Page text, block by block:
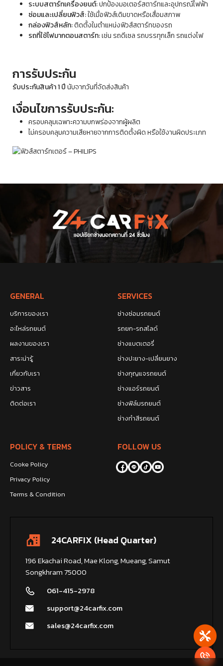
ระบบสตาร์ทเครื่องยนต์:ปกป้องมอเตอร์สตาร์ทและอุปกรณ์ไฟฟ้า
ซ่อมและเปลี่ยนฟิวส์:ใช้เมื่อฟิวส์เดิมขาดหรือเสื่อมสภาพ
กล่องฟิวส์หลัก:ติดตั้งในตำแหน่งฟิวส์สตาร์ทของรถ
รถที่ใช้ไฟมากตอนสตาร์ท:เช่น รถดีเซล รถบรรทุกเล็ก รถแต่งไฟ
การรับประกัน
รับประกันสินค้า 1 ปีนับจากวันที่จัดส่งสินค้า
เงื่อนไขการรับประกัน:
ครอบคลุมเฉพาะความบกพร่องจากผู้ผลิต
ไม่ครอบคลุมความเสียหายจากการติดตั้งผิด หรือใช้งานผิดประเภท
GENERAL
บริการของเรา
อะไหล่รถยนต์
ผลงานของเรา
สาระน่ารู้
เกี่ยวกับเรา
ข่าวสาร
ติดต่อเรา
SERVICES
ช่างซ่อมรถยนต์
รถยก-รถสไลด์
ช่างแบตเตอรี่
ช่างปะยาง-เปลี่ยนยาง
ช่างกุญแจรถยนต์
ช่างแอร์รถยนต์
ช่างฟิล์มรถยนต์
ช่างทำสีรถยนต์
POLICY & TERMS
Cooke Policy
Privacy Policy
Terms & Condition
FOLLOW US
24CARFIX (Head Quarter)
196 Ekachai Road, Mae Klong, Mueang, Samut
Songkhram 75000
061-415-2978
support@24carfix.com
sales@24carfix.com